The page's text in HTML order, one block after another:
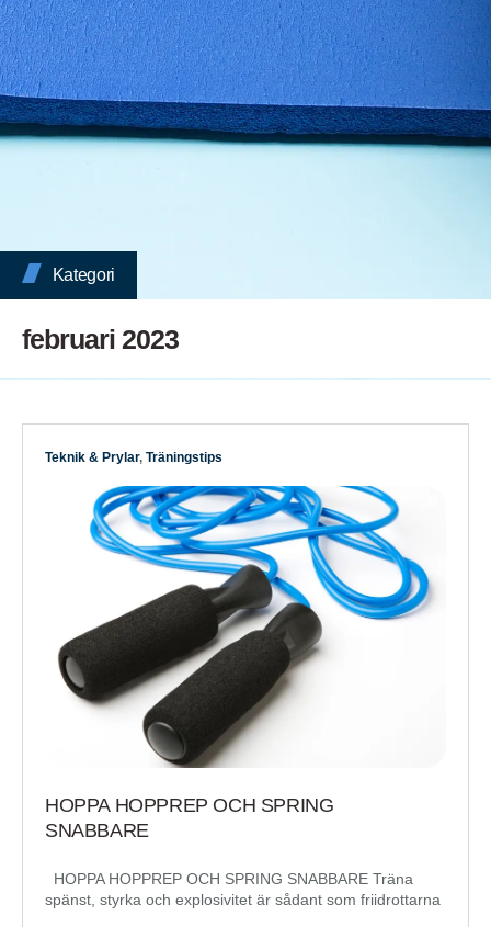
Kategori
februari 2023
Teknik & Prylar, Träningstips
HOPPA HOPPREP OCH SPRING
SNABBARE
HOPPA HOPPREP OCH SPRING SNABBARE Träna
spänst, styrka och explosivitet är sådant som friidrottarna